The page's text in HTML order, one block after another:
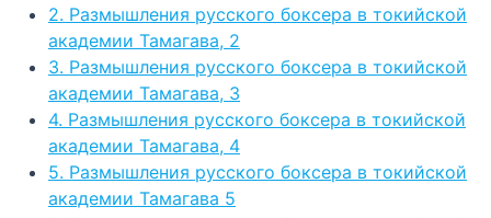
2. Размышления русского боксера в токийской
академии Тамагава, 2
3. Размышления русского боксера в токийской
академии Тамагава, 3
4. Размышления русского боксера в токийской
академии Тамагава, 4
5. Размышления русского боксера в токийской
академии Тамагава 5